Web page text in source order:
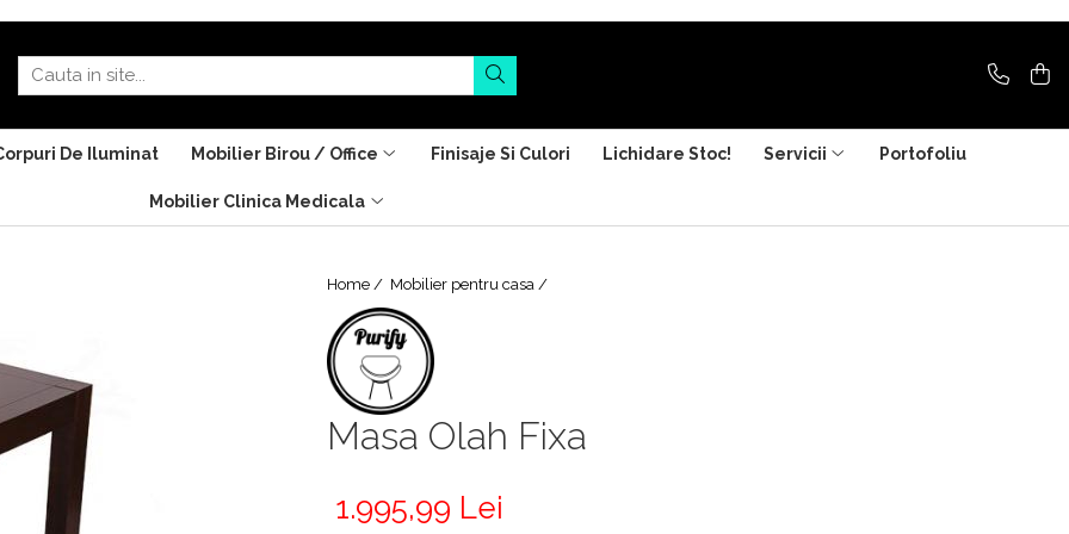
De Iluminat Mobilier Birou / Office Finisaje Si Culori Lichidare Stoc! Servicii Portofoliu
Mobilier Clinica Medicala
Home / Mobilier pentru casa /
Masa Olah Fixa
1.995,99 Lei